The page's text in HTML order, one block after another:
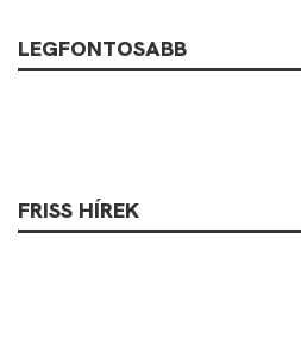
LEGFONTOSABB
FRISS HÍREK